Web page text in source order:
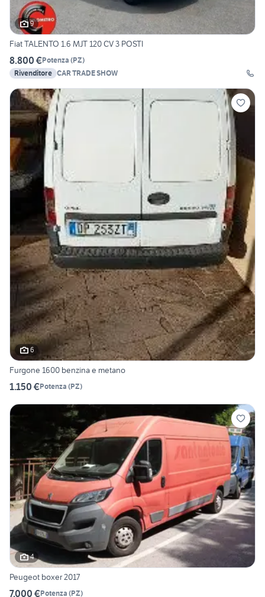
9
Fiat TALENTO 1.6 MJT 120 CV 3 POSTI
8.800 €Potenza (PZ)
Rivenditore CAR TRADE SHOW
6
Furgone 1600 benzina e metano
1.150 €Potenza (PZ)
4
Peugeot boxer 2017
7.000 €Potenza (PZ)